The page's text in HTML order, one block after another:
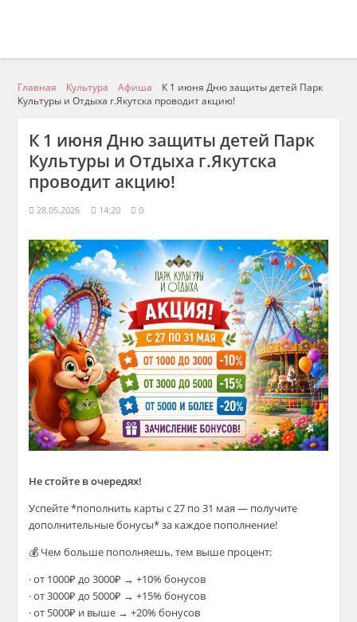
Главная Культура Афиша
К 1 июня Дню защиты детей Парк
Культуры и Отдыха г.Якутска проводит акцию!
К 1 июня Дню защиты детей Парк
Культуры и Отдыха г.Якутска
проводит акцию!
28.05.2026 14:20 0
Не стойте в очередях!
Успейте *пополнить карты с 27 по 31 мая — получите
дополнительные бонусы* за каждое пополнение!
💰 Чем больше пополняешь, тем выше процент:
· от 1000₽ до 3000₽ → +10% бонусов
· от 3000₽ до 5000₽ → +15% бонусов
· от 5000₽ и выше → +20% бонусов